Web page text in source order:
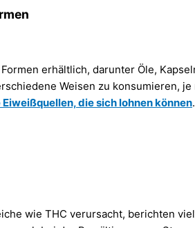
erhältlich, darunter Öle,
Weisen zu konsumieren,
Eiweißquellen, die sich lohnen können.
wie THC verursacht, berichten